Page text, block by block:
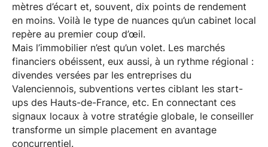
mètres d’écart et, souvent, dix points de rendement
en moins. Voilà le type de nuances qu’un cabinet local
repère au premier coup d’œil.
Mais l’immobilier n’est qu’un volet. Les marchés
financiers obéissent, eux aussi, à un rythme régional :
divendes versées par les entreprises du
Valenciennois, subventions vertes ciblant les start-
ups des Hauts-de-France, etc. En connectant ces
signaux locaux à votre stratégie globale, le conseiller
transforme un simple placement en avantage
concurrentiel.